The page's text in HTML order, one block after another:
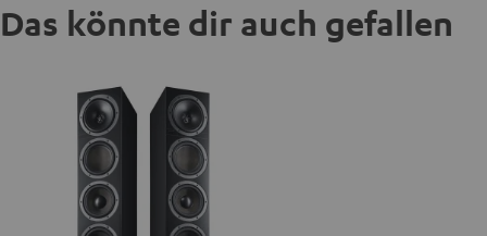
Das könnte dir auch gefallen